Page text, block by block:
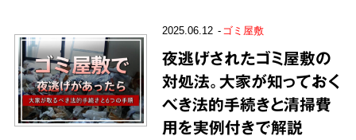
2025.06.12 ゴミ屋敷
夜逃げされたゴミ屋敷の
対処法。大家が知っておく
べき法的手続きと清掃費
用を実例付きで解説